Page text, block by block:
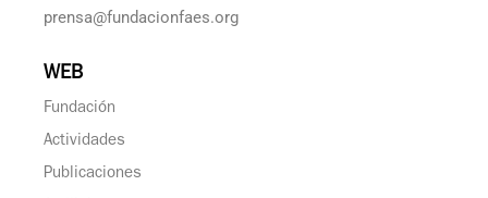
prensa@fundacionfaes.org
WEB
Fundación
Actividades
Publicaciones